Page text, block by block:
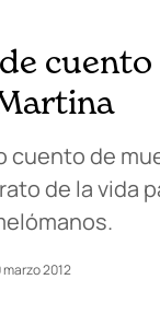
cuento
cuento de
de la vida
marzo 2012